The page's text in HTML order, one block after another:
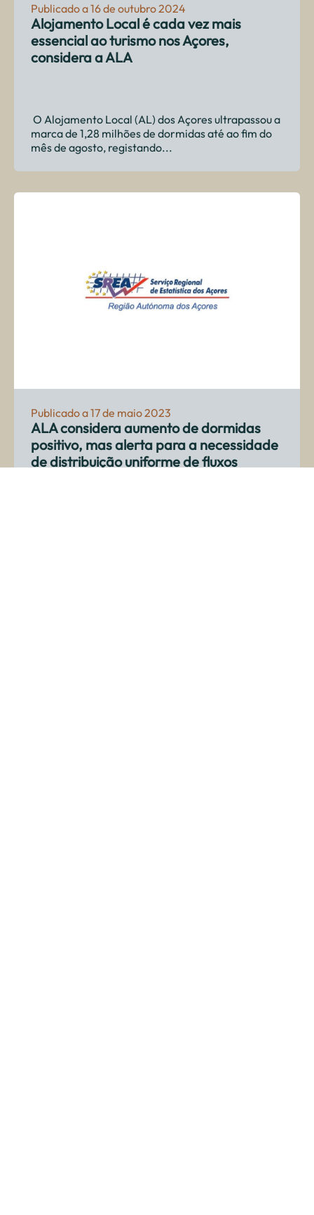
Publicado a 16 de outubro 2024
Alojamento Local é cada vez mais
essencial ao turismo nos Açores,
considera a ALA
O Alojamento Local (AL) dos Açores ultrapassou a
marca de 1,28 milhões de dormidas até ao fim do
mês de agosto, registando...
Publicado a 17 de maio 2023
ALA considera aumento de dormidas
positivo, mas alerta para a necessidade
de distribuição uniforme de fluxos